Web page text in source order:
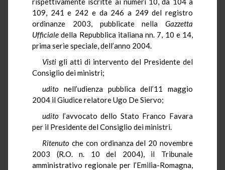
109, 241 e 242 e da 246 a 249 del registro
ordinanze 2003, pubblicate nella Gazzetta
Ufficialedella Repubblica italiana nn. 7, 10 e 14,
prima serie speciale, dell’anno 2004.
Visti gli atti di intervento del Presidente del
Consiglio dei ministri;
udito nell’udienza pubblica dell’11 maggio
2004 il Giudice relatore Ugo De Siervo;
udito l’avvocato dello Stato Franco Favara
per il Presidente del Consiglio dei ministri.
Ritenuto che con ordinanza del 20 novembre
2003 (R.O. n. 10 del 2004), il Tribunale
amministrativo regionale per l’Emilia-Romagna,